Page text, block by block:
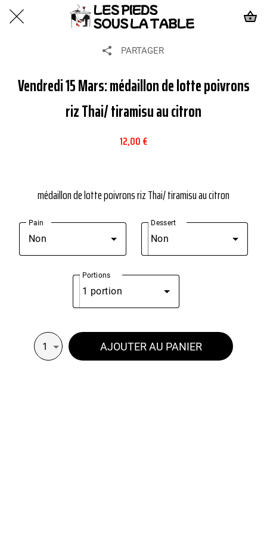
PARTAGER
Vendredi 15 Mars: médaillon de lotte poivrons
riz Thai/ tiramisu au citron
12,00 €
médaillon de lotte poivrons riz Thai/ tiramisu au citron
Pain
Non
Dessert
Non
Portions
1 portion
1 AJOUTER AU PANIER